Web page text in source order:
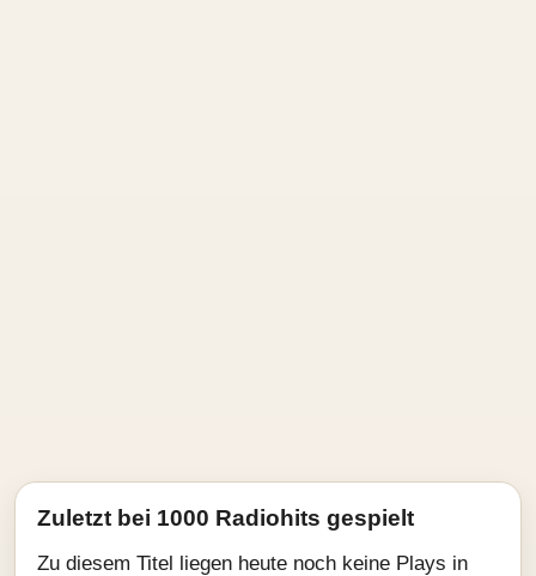
Zuletzt bei 1000 Radiohits gespielt
Zu diesem Titel liegen heute noch keine Plays in